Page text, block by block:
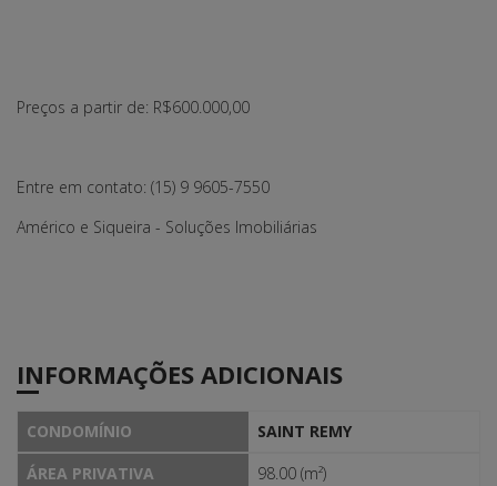
Preços a partir de: R$600.000,00
Entre em contato: (15) 9 9605-7550
Américo e Siqueira - Soluções Imobiliárias
INFORMAÇÕES ADICIONAIS
CONDOMÍNIO
SAINT REMY
ÁREA PRIVATIVA
98.00 (m²)